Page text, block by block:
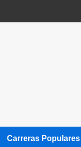
Carreras Populares